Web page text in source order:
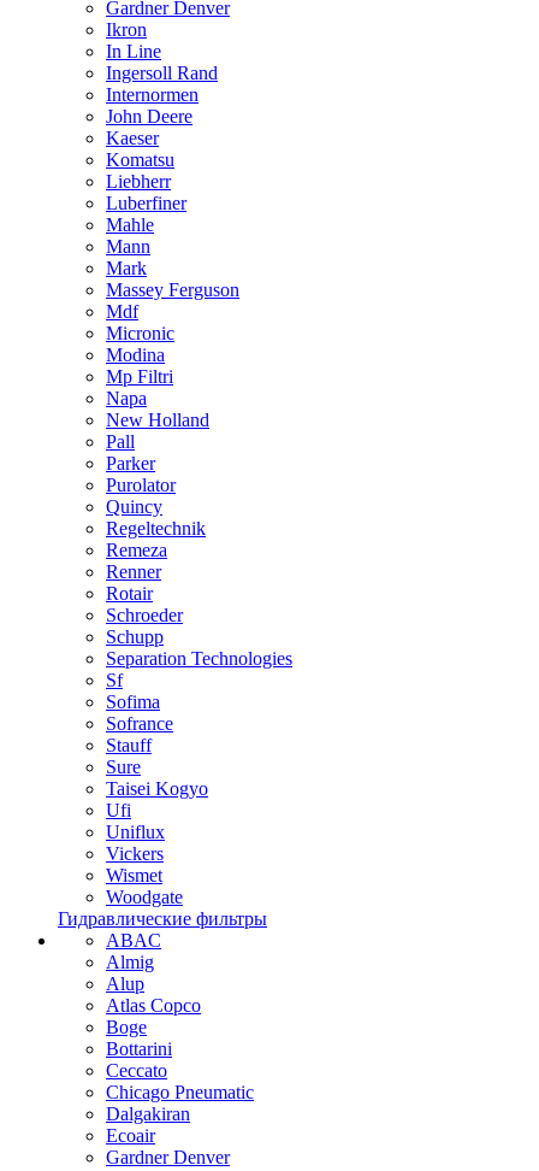
Gardner Denver
Ikron
In Line
Ingersoll Rand
Internormen
John Deere
Kaeser
Komatsu
Liebherr
Luberfiner
Mahle
Mann
Mark
Massey Ferguson
Mdf
Micronic
Modina
Mp Filtri
Napa
New Holland
Pall
Parker
Purolator
Quincy
Regeltechnik
Remeza
Renner
Rotair
Schroeder
Schupp
Separation Technologies
Sf
Sofima
Sofrance
Stauff
Sure
Taisei Kogyo
Ufi
Uniflux
Vickers
Wismet
Woodgate
Гидравлические фильтры
ABAC
Almig
Alup
Atlas Copco
Boge
Bottarini
Ceccato
Chicago Pneumatic
Dalgakiran
Ecoair
Gardner Denver